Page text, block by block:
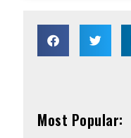
Most Popular: